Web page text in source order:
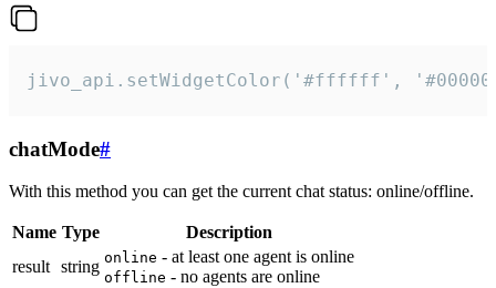
jivo_api.setWidgetColor('#ffffff',
chatMode#
With this method you can get the current chat status: online/offline.
Name Type
Description
result string online - at least one agent is online
offline - no agents are online